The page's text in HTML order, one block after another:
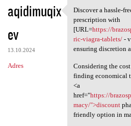
aqidimuqix
ev
13.10.2024
Adres
Discover a
Discover a hassle-
prescription with
[URL=https://
ric-viagra-tablets/-
ensuring discretion
Considering the
finding economical
<a
href="https://
macy/">discount
friendly option in